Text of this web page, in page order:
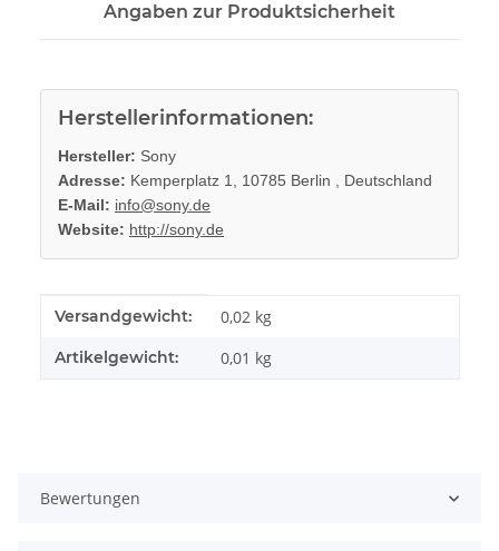
Angaben zur Produktsicherheit
Herstellerinformationen:
Hersteller: Sony
Adresse: Kemperplatz 1, 10785 Berlin , Deutschland
E-Mail: info@sony.de
Website: http://sony.de
Produkteigenschaft
Wert
Versandgewicht: 0,02 kg
Artikelgewicht: 0,01 kg
Bewertungen